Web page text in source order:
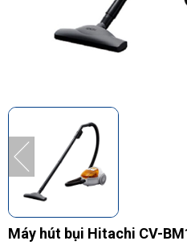
Máy hút bụi Hitachi CV-